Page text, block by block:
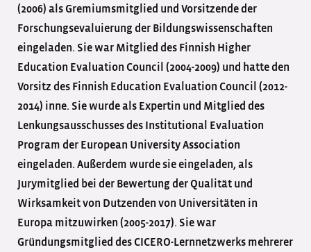
(2006) als Gremiumsmitglied und Vorsitzende der
Forschungsevaluierung der Bildungswissenschaften
eingeladen. Sie war Mitglied des Finnish Higher
Education Evaluation Council (2004-2009) und hatte den
Vorsitz des Finnish Education Evaluation Council (2012-
2014) inne. Sie wurde als Expertin und Mitglied des
Lenkungsausschusses des Institutional Evaluation
Program der European University Association
eingeladen. Außerdem wurde sie eingeladen, als
Jurymitglied bei der Bewertung der Qualität und
Wirksamkeit von Dutzenden von Universitäten in
Europa mitzuwirken (2005-2017). Sie war
Gründungsmitglied des CICERO-Lernnetzwerks mehrerer